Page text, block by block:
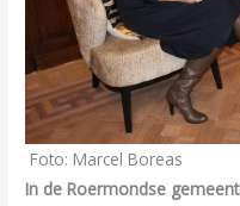
Foto: Marcel Boreas
In de Roermondse